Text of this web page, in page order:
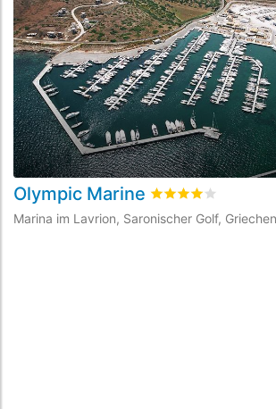
Olympic Marine bewertet4
Marina im Lavrion, Saronischer Golf,